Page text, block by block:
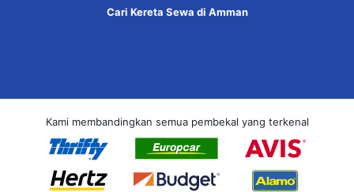
Cari Kereta Sewa di Amman
Kami membandingkan semua pembekal yang terkenal